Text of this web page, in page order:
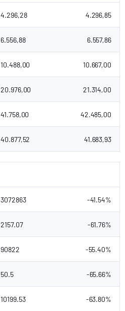
4.296,28 4.296,85
6.556,88 6.557,86
10.488,00 10.667,00
20.976,00 21.314,00
41.758,00 42.485,00
40.877,52 41.683,93
3072863 -41.54%
2157.07 -61.76%
90822 -55.40%
50.5 -65.66%
10199.53 -63.80%